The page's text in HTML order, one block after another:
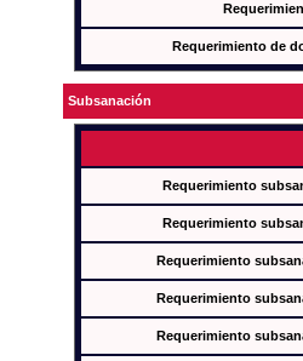
Requerimiento de
Subsanación
Requerimiento
Requerimiento
Requerimiento
Requerimiento
Requerimiento